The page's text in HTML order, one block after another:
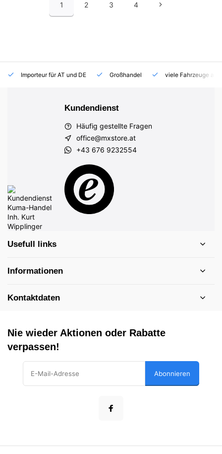
1 2 3 4
Importeur für AT und DE Großhandel viele Fahrzeuge auf
Kundendienst
Häufig gestellte Fragen
office@mxstore.at
+43 676 9232554
Usefull links
Informationen
Kontaktdaten
Nie wieder Aktionen oder Rabatte
verpassen!
Abonnieren